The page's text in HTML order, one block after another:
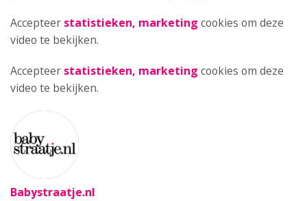
Accepteer statistieken, marketing cookies om deze
video te bekijken.
Accepteer statistieken, marketing cookies om deze
video te bekijken.
Babystraatje.nl